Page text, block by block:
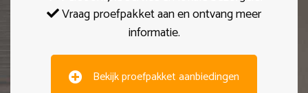
Vraag proefpakket aan en ontvang meer
informatie.
Bekijk proefpakket aanbiedingen